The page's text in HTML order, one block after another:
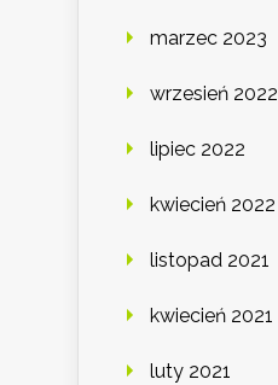
marzec 2023
wrzesień 2022
lipiec 2022
kwiecień 2022
listopad 2021
kwiecień 2021
luty 2021